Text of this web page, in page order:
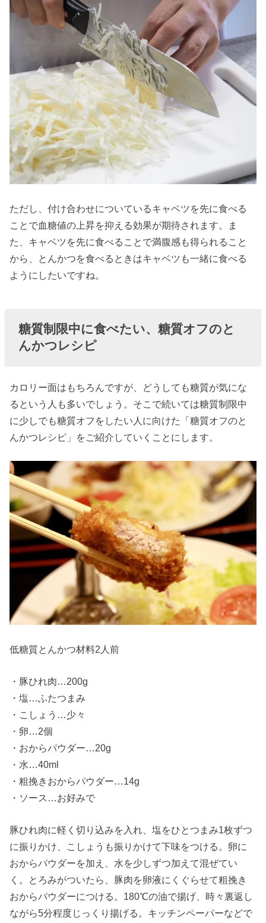
ただし、付け合わせについているキャベツを先に食べる
ことで血糖値の上昇を抑える効果が期待されます。ま
た、キャベツを先に食べることで満腹感も得られること
から、とんかつを食べるときはキャベツも一緒に食べる
ようにしたいですね。
糖質制限中に食べたい、糖質オフのと
んかつレシピ
カロリー面はもちろんですが、どうしても糖質が気にな
るという人も多いでしょう。そこで続いては糖質制限中
に少しでも糖質オフをしたい人に向けた「糖質オフのと
んかつレシピ」をご紹介していくことにします。
低糖質とんかつ材料2人前
・豚ひれ肉…200g
・塩…ふたつまみ
・こしょう…少々
・卵…2個
・おからパウダー…20g
・水…40ml
・粗挽きおからパウダー…14g
・ソース…お好みで
豚ひれ肉に軽く切り込みを入れ、塩をひとつまみ1枚ずつ
に振りかけ、こしょうも振りかけて下味をつける。卵に
おからパウダーを加え、水を少しずつ加えて混ぜてい
く。とろみがついたら、豚肉を卵液にくぐらせて粗挽き
おからパウダーにつける。180℃の油で揚げ、時々裏返し
ながら5分程度じっくり揚げる。キッチンペーパーなどで